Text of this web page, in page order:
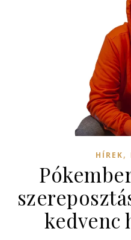
HÍREK,
kedvenc